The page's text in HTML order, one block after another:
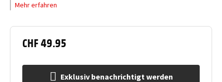
CHF 49.95
Exklusiv benachrichtigt werden
Mehr erfahren